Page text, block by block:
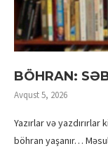
BÖHRAN:
Avqust 5, 2026
Yazırlar və
böhran yaşanır…